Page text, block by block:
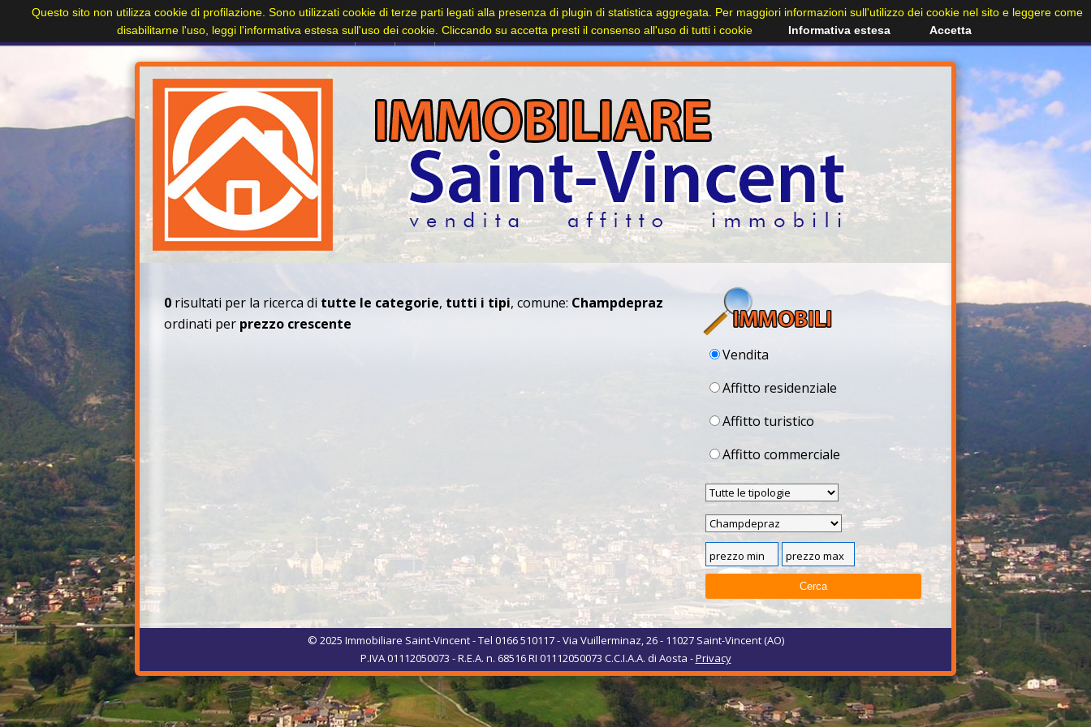
Home
+
Paesi Immobili Cerca immobile Contatti
0 risultati per la ricerca di tutte le categorie, tutti i tipi, comune: Champdepraz
ordinati per prezzo crescente
Vendita
Affitto residenziale
Affitto turistico
Affitto commerciale
© 2025 Immobiliare Saint-Vincent - Tel 0166 510117 - Via Vuillerminaz, 26 - 11027 Saint-Vincent (AO)
P.IVA 01112050073 - R.E.A. n. 68516 RI 01112050073 C.C.I.A.A. di Aosta -Privacy
Questo sito non utilizza cookie di profilazione. Sono utilizzati cookie di terze parti legati alla presenza di plugin di statistica aggregata. Per maggiori informazioni sull'utilizzo dei cookie nel sito e leggere come
disabilitarne l'uso, leggi l'informativa estesa sull'uso dei cookie. Cliccando su accetta presti il consenso all'uso di tutti i cookie
Informativa estesa Accetta